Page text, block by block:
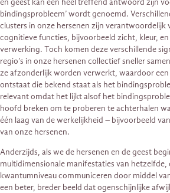
bindingsprobleem’ wordt genoemd.
clusters in onze hersenen zijn verantwoordelijk
cognitieve functies, bijvoorbeeld zicht, kleur,
verwerking. Toch komen deze verschillende
regio’s in onze hersenen collectief sneller
ze afzonderlijk worden verwerkt, waardoor
ontstaat die bekend staat als het
relevant omdat het lijkt alsof het
hoofd breken om te proberen te achterhalen
één laag van de werkelijkheid – bijvoorbeeld
van onze hersenen.
Anderzijds, als we de hersenen en de geest
multidimensionale manifestaties van
kwantumniveau communiceren door middel
een beter, breder beeld dat ogenschijnlijke